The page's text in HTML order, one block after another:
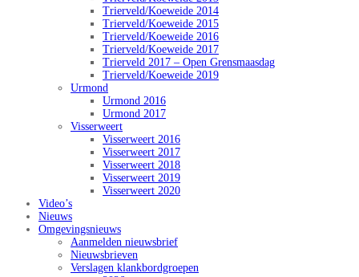
Trierveld/Koeweide 2014
Trierveld/Koeweide 2015
Trierveld/Koeweide 2016
Trierveld/Koeweide 2017
Trierveld 2017 – Open Grensmaasdag
Trierveld/Koeweide 2019
Urmond
Urmond 2016
Urmond 2017
Visserweert
Visserweert 2016
Visserweert 2017
Visserweert 2018
Visserweert 2019
Visserweert 2020
Video’s
Nieuws
Omgevingsnieuws
Aanmelden nieuwsbrief
Nieuwsbrieven
Verslagen klankbordgroepen